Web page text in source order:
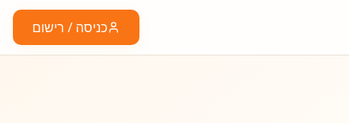
כניסה / רישום